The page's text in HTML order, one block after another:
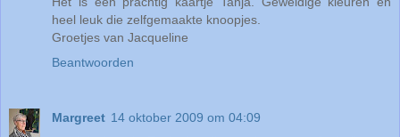
heel leuk die zelfgemaakte knoopjes.
Groetjes van Jacqueline
Beantwoorden
Margreet 14 oktober 2009 om 04:09